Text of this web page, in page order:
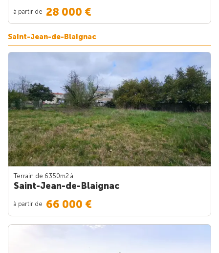
à partir de 28 000 €
Saint-Jean-de-Blaignac
Terrain de 6350m2 à
Saint-Jean-de-Blaignac
à partir de 66 000 €